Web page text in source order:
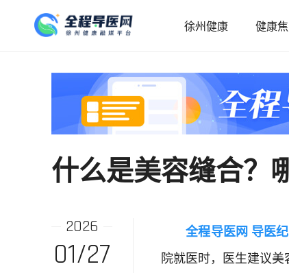
徐州健康 健康
什么是美容缝合？
2026
01/27
全程导医网 导医纪
院就医时，医生建议美